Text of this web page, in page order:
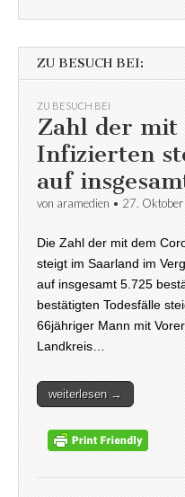
ZU BESUCH BEI:
ZU BESUCH BEI
Zahl der mit
Infizierten
auf
von aramedien • 27.
Die Zahl der mit dem
steigt im Saarland im
auf insgesamt 5.725
bestätigten Todesfälle
66jähriger Mann mit
Landkreis…
weiterlesen →